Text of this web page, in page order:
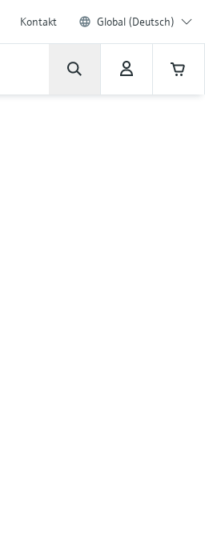
Kontakt Global (Deutsch)